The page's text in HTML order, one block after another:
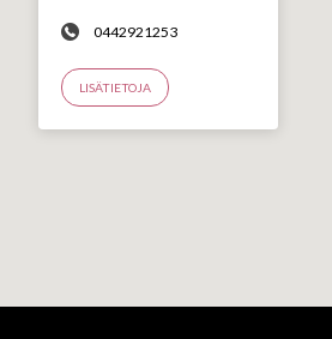
0442921253
LISÄTIETOJA